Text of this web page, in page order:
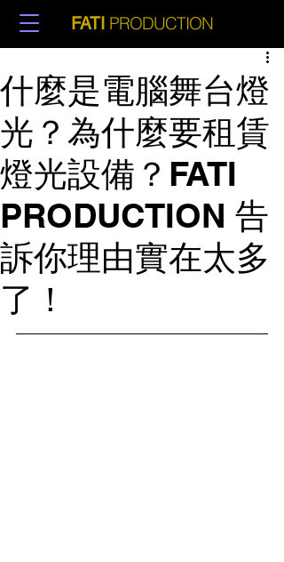
FATI PRODUCTION
什麼是電腦舞台燈
光？為什麼要租賃
燈光設備？FATI
PRODUCTION 告
訴你理由實在太多
了！